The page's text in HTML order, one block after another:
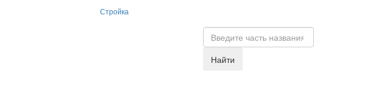
Стройка
Найти